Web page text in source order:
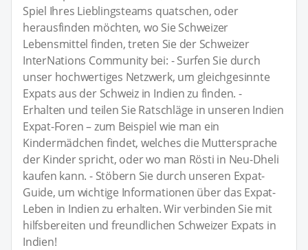
Spiel Ihres Lieblingsteams quatschen, oder
herausfinden möchten, wo Sie Schweizer
Lebensmittel finden, treten Sie der Schweizer
InterNations Community bei: - Surfen Sie durch
unser hochwertiges Netzwerk, um gleichgesinnte
Expats aus der Schweiz in Indien zu finden. -
Erhalten und teilen Sie Ratschläge in unseren Indien
Expat-Foren – zum Beispiel wie man ein
Kindermädchen findet, welches die Muttersprache
der Kinder spricht, oder wo man Rösti in Neu-Dheli
kaufen kann. - Stöbern Sie durch unseren Expat-
Guide, um wichtige Informationen über das Expat-
Leben in Indien zu erhalten. Wir verbinden Sie mit
hilfsbereiten und freundlichen Schweizer Expats in
Indien!